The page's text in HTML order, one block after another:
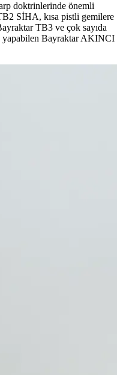
doktrinlerinde önemli
SİHA, kısa pistli gemilere
TB3 ve çok sayıda
yapabilen Bayraktar AKINCI